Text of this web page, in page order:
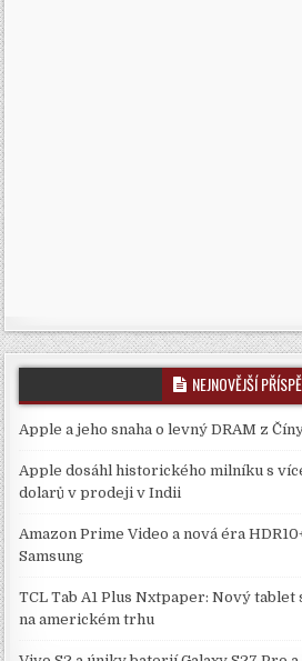
NEJNOVĚJŠÍ
Apple a jeho snaha o levný DRAM z
Apple dosáhl historického milníku s
dolarů v prodeji v Indii
Amazon Prime Video a nová éra
Samsung
TCL Tab A1 Plus Nxtpaper: Nový
na americkém trhu